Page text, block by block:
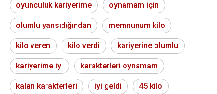
oyunculuk kariyerime oynamam için
olumlu yansıdığından memnunum kilo
kilo veren kilo verdi kariyerine olumlu
kariyerime iyi karakterleri oynamam
kalan karakterleri iyi geldi 45 kilo